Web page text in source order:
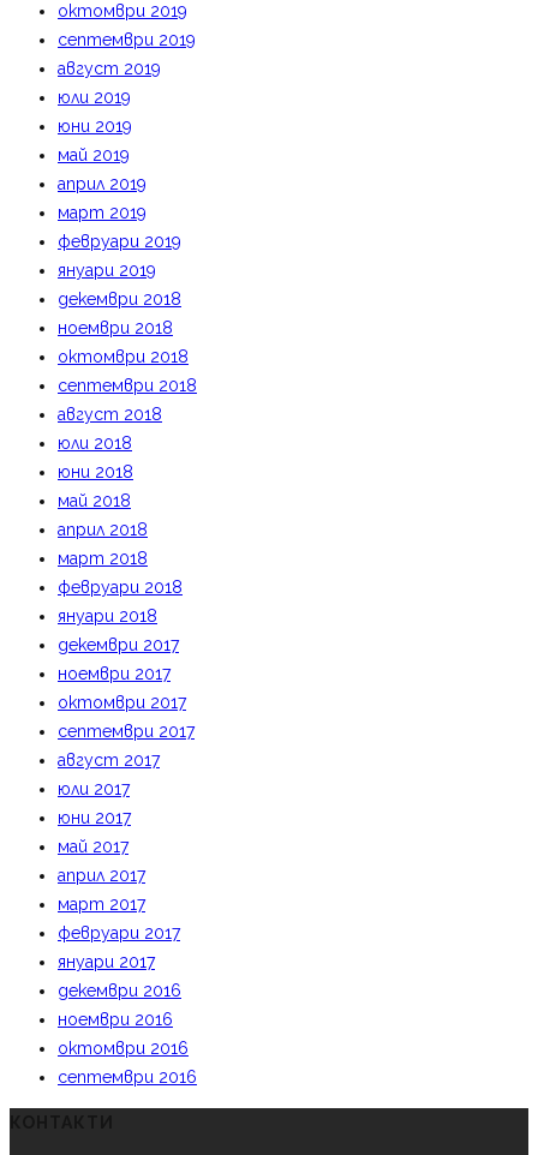
октомври 2019
септември 2019
август 2019
юли 2019
юни 2019
май 2019
април 2019
март 2019
февруари 2019
януари 2019
декември 2018
ноември 2018
октомври 2018
септември 2018
август 2018
юли 2018
юни 2018
май 2018
април 2018
март 2018
февруари 2018
януари 2018
декември 2017
ноември 2017
октомври 2017
септември 2017
август 2017
юли 2017
юни 2017
май 2017
април 2017
март 2017
февруари 2017
януари 2017
декември 2016
ноември 2016
октомври 2016
септември 2016